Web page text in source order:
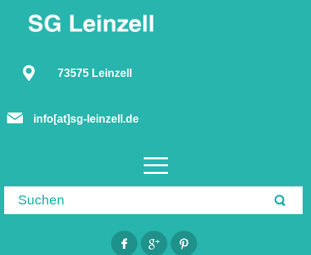
73575 Leinzell
info[at]sg-leinzell.de